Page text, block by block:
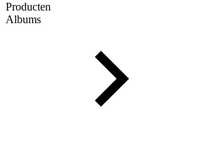
Producten
Albums